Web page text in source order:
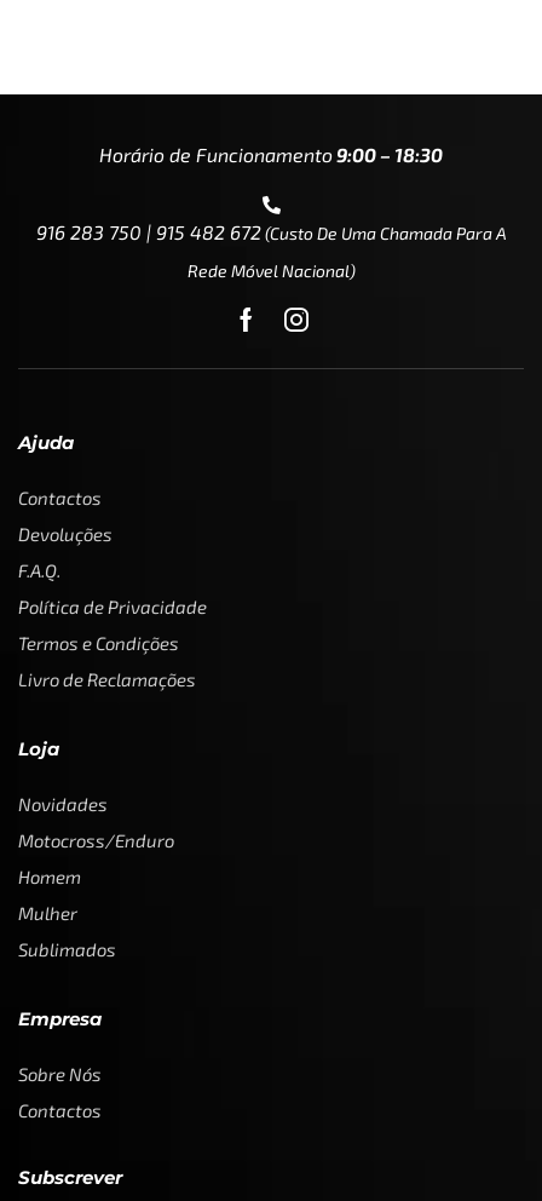
Horário de Funcionamento9:00 – 18:30
916 283 750 | 915 482 672(custo De Uma Chamada Para A
Rede Móvel Nacional)
Ajuda
Contactos
Devoluções
F.A.Q.
Política de Privacidade
Termos e Condições
Livro de Reclamações
Loja
Novidades
Motocross/Enduro
Homem
Mulher
Sublimados
Empresa
Sobre Nós
Contactos
Subscrever